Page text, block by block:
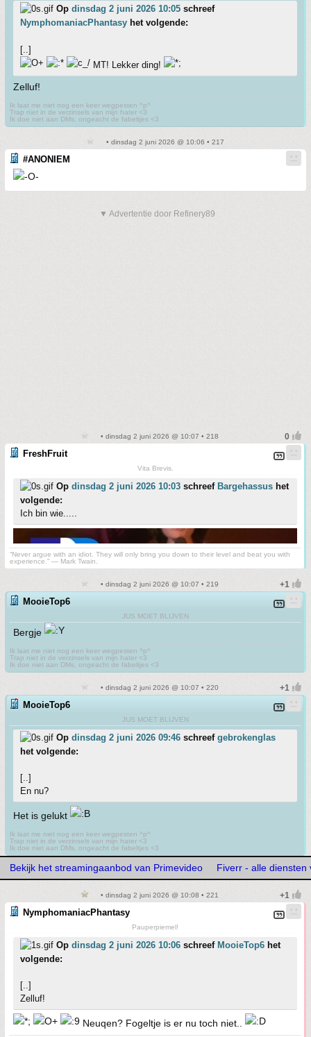
Op dinsdag 2 juni 2026 10:05 schreef
NymphomaniacPhantasy het volgende:
[..]
MT! Lekker ding!
Zelluf!
Ik laat me niet nog een keer wegpesten ^p^
Trap niet in de verzinsels van mijn hater <3
Ik doe niet aan DMs, ongeacht de fabeltjes <3
• dinsdag 2 juni 2026 @ 10:06 • 217
#ANONIEM
▼ Advertentie door Refinery89
• dinsdag 2 juni 2026 @ 10:07 • 218
FreshFruit
Vita Brevis.
Op dinsdag 2 juni 2026 10:03 schreef Bargehassus het
volgende:
Ich bin wie.....
“Never argue with an idiot. They will only bring you down to their level and beat you with
experience.” ― Mark Twain.
• dinsdag 2 juni 2026 @ 10:07 • 219
MooieTop6
JUS MOET BLIJVEN
Bergje
Ik laat me niet nog een keer wegpesten ^p^
Trap niet in de verzinsels van mijn hater <3
Ik doe niet aan DMs, ongeacht de fabeltjes <3
• dinsdag 2 juni 2026 @ 10:07 • 220
MooieTop6
JUS MOET BLIJVEN
Op dinsdag 2 juni 2026 09:46 schreef gebrokenglas
het volgende:
[..]
En nu?
Het is gelukt
Ik laat me niet nog een keer wegpesten ^p^
Trap niet in de verzinsels van mijn hater <3
Ik doe niet aan DMs, ongeacht de fabeltjes <3
Bekijk het streamingaanbod van Primevideo Fiverr - alle diensten
• dinsdag 2 juni 2026 @ 10:08 • 221
NymphomaniacPhantasy
Pauperpiemel!
Op dinsdag 2 juni 2026 10:06 schreef MooieTop6 het
volgende:
[..]
Zelluf!
Neuqen? Fogeltje is er nu toch niet..